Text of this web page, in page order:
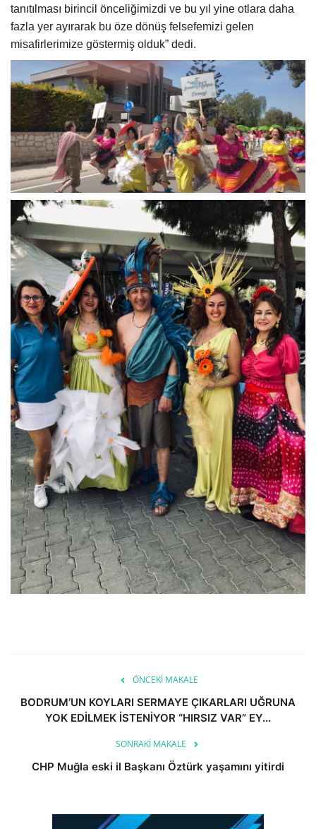
tanıtılması birincil önceliğimizdi ve bu yıl yine otlara daha
fazla yer ayırarak bu öze dönüş felsefemizi gelen
misafirlerimize göstermiş olduk” dedi.
ÖNCEKI MAKALE
BODRUM’UN KOYLARI SERMAYE ÇIKARLARI UĞRUNA
YOK EDİLMEK İSTENİYOR “HIRSIZ VAR” EY...
SONRAKI MAKALE
CHP Muğla eski il Başkanı Öztürk yaşamını yitirdi